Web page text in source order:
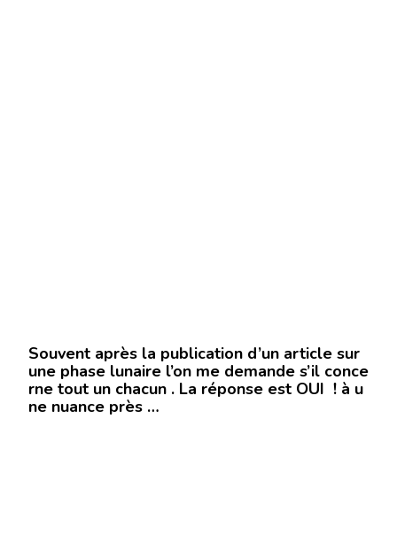
Souvent après la publication d’un article sur
une phase lunaire l’on me demande s’il conce
rne tout un chacun . La réponse est OUI ! à u
ne nuance près …